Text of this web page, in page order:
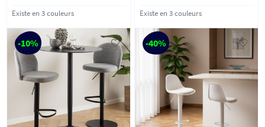
Existe en 3 couleurs
Existe en 3 couleurs
-10% -40%